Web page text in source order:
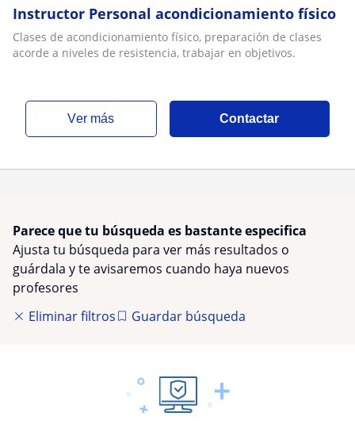
Instructor Personal acondicionamiento físico
Clases de acondicionamiento físico, preparación de clases
acorde a niveles de resistencia, trabajar en objetivos.
ver más Contactar
Parece que tu búsqueda es bastante especifica
Ajusta tu búsqueda para ver más resultados o
guárdala y te avisaremos cuando haya nuevos
profesores
Eliminar filtros
Guardar búsqueda